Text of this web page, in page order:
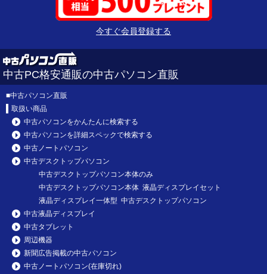
今すぐ会員登録する
中古PC格安通販の中古パソコン直販
■中古パソコン直販
取扱い商品
中古パソコンをかんたんに検索する
中古パソコンを詳細スペックで検索する
中古ノートパソコン
中古デスクトップパソコン
中古デスクトップパソコン本体のみ
中古デスクトップパソコン本体 液晶ディスプレイセット
液晶ディスプレイ一体型 中古デスクトップパソコン
中古液晶ディスプレイ
中古タブレット
周辺機器
新聞広告掲載の中古パソコン
中古ノートパソコン(在庫切れ)